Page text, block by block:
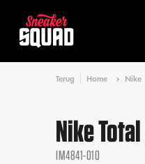
Terug Home Nike
Nike
IM4841-010